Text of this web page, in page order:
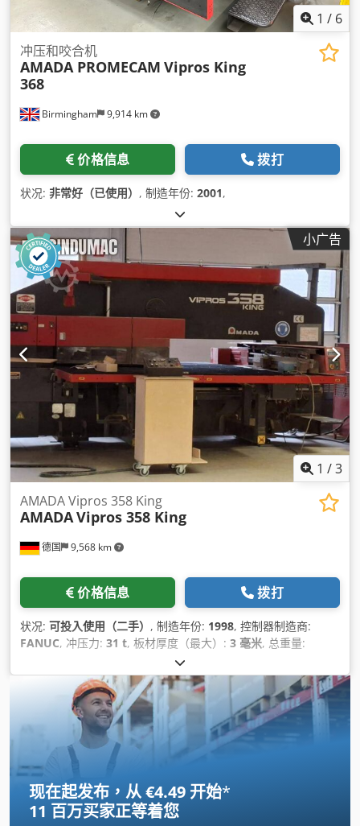
1 / 6
Birmingham 9,914 km
冲压和咬合机
AMADA PROMECAM Vipros King
368
价格信息 拨打
状况: 非常好（已使用） , 制造年份: 2001,
小广告
1 /3
德国 9,568 km
AMADA Vipros 358 King
AMADAVipros 358 King
价格信息 拨打
状况: 可投入使用（二手） , 制造年份: 1998, 控制器制造商:
FANUC, 冲压力: 31 t, 板材厚度（最大）: 3 毫米, 总重量:
6,500 毫米, 总高度:
4,000 毫米, Y轴行程:1,270 毫米, 产品长度（最大）:8,300 毫
, 轴数:2,
现在起发布，从 €4.49 开始*
11 百万买家正等着您